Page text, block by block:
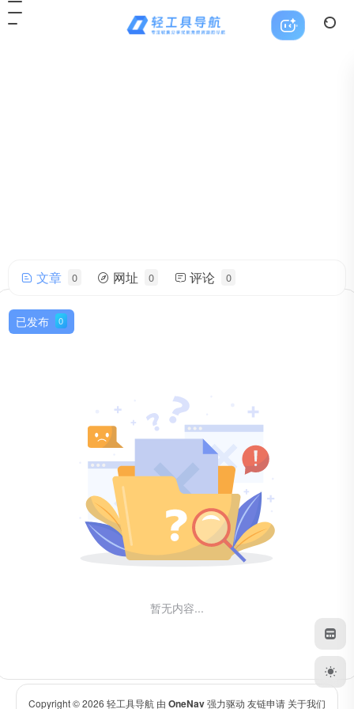
hgxsfmp9f3@iwatermail.com
文章 0 网址 0 评论 0
已发布 0
暂无内容...
Copyright © 2026 轻工具导航 由 OneNav强力驱动 友链申请 关于我们